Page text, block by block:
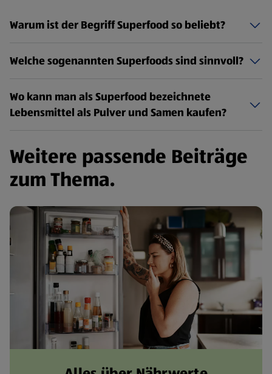
Warum ist der Begriff Superfood so beliebt?
Welche sogenannten Superfoods sind sinnvoll?
Wo kann man als Superfood bezeichnete
Lebensmittel als Pulver und Samen kaufen?
Weitere passende Beiträge
zum Thema.